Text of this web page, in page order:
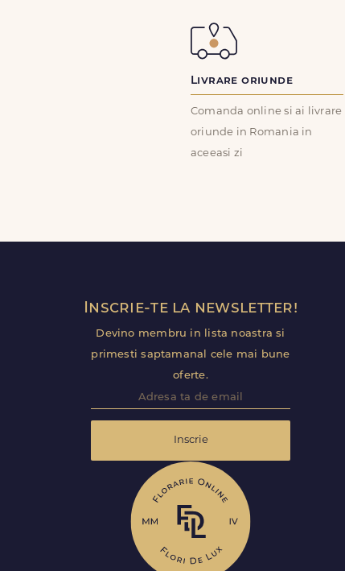
Livrare oriunde
Comanda online si ai livrare
oriunde in Romania in
aceeasi zi
Inscrie-te la newsletter!
Devino membru in lista noastra si
primesti saptamanal cele mai bune
oferte.
Inscrie